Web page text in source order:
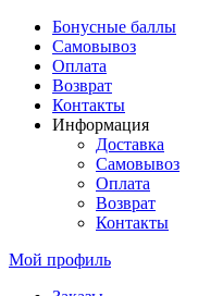
Бонусные баллы
Самовывоз
Оплата
Возврат
Контакты
Информация
Доставка
Самовывоз
Оплата
Возврат
Контакты
Мой профиль